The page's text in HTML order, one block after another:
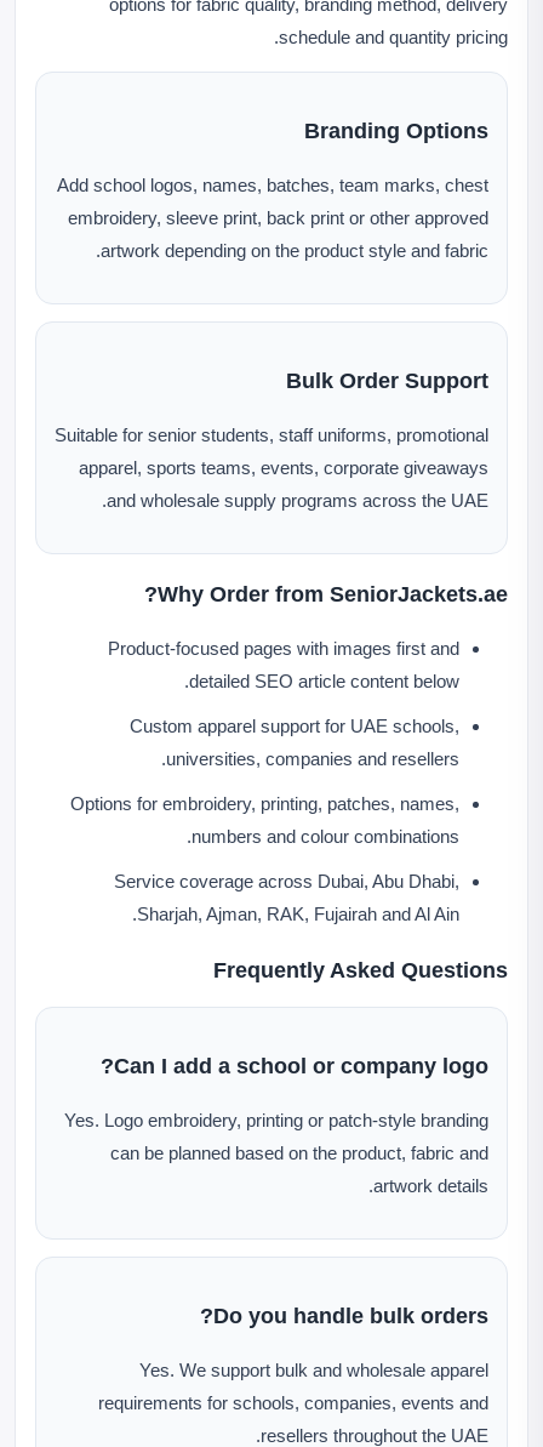
options for fabric quality, branding method, delivery
schedule and quantity pricing.
Branding Options
Add school logos, names, batches, team marks, chest
embroidery, sleeve print, back print or other approved
artwork depending on the product style and fabric.
Bulk Order Support
Suitable for senior students, staff uniforms, promotional
apparel, sports teams, events, corporate giveaways
and wholesale supply programs across the UAE.
Why Order from SeniorJackets.ae?
Product-focused pages with images first and
detailed SEO article content below.
Custom apparel support for UAE schools,
universities, companies and resellers.
Options for embroidery, printing, patches, names,
numbers and colour combinations.
Service coverage across Dubai, Abu Dhabi,
Sharjah, Ajman, RAK, Fujairah and Al Ain.
Frequently Asked Questions
Can I add a school or company logo?
Yes. Logo embroidery, printing or patch-style branding
can be planned based on the product, fabric and
artwork details.
Do you handle bulk orders?
Yes. We support bulk and wholesale apparel
requirements for schools, companies, events and
resellers throughout the UAE.